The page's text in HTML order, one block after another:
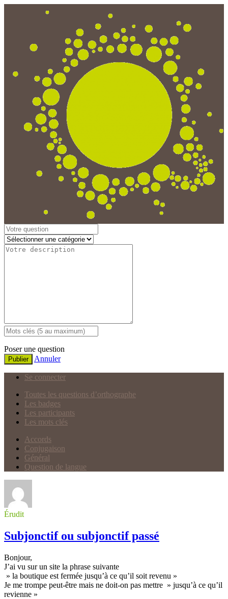
Poser une question
Publier Annuler
Se connecter
Toutes les questions d’orthographe
Les badges
Les participants
Les mots clés
Accords
Conjugaison
Général
Question de langue
Érudit
Subjonctif ou subjonctif passé
Bonjour,
J’ai vu sur un site la phrase suivante
» la boutique est fermée jusqu’à ce qu’il soit revenu »
Je me trompe peut-être mais ne doit-on pas mettre » jusqu’à ce qu’il
revienne »